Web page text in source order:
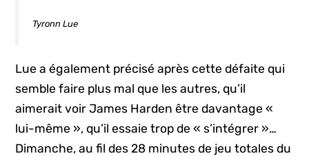
Tyronn Lue
Lue a également précisé après cette défaite qui
semble faire plus mal que les autres, qu’il
aimerait voir James Harden être davantage «
lui-même », qu’il essaie trop de « s’intégrer »…
Dimanche, au fil des 28 minutes de jeu totales du